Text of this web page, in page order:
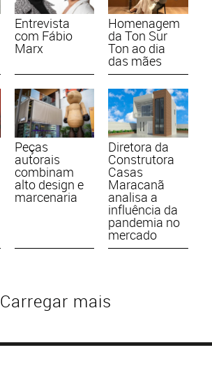
Entrevista
com Fábio
Marx
Homenagem
da Ton Sur
Ton ao dia
das mães
Peças
autorais
combinam
alto design e
marcenaria
Diretora da
Construtora
Casas
Maracanã
analisa a
influência da
pandemia no
mercado
Carregar mais